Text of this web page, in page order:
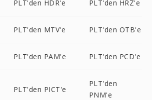
PLT'den HDR'e PLT'den HRZ'e
PLT'den MTV'e PLT'den OTB'e
PLT'den PAM'e PLT'den PCD'e
PLT'den PICT'e
PLT'den
PNM'e